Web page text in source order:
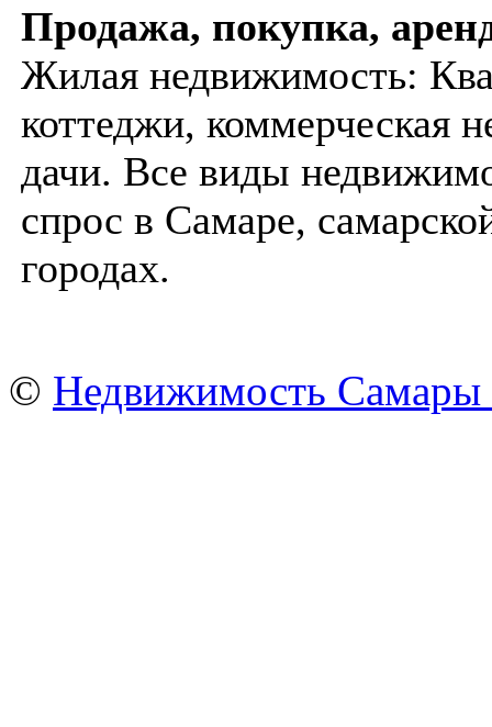
Продажа, покупка,
Жилая недвижимость:
коттеджи, коммерческая
дачи. Все виды
спрос в Самаре,
городах.
© Недвижимость Самары